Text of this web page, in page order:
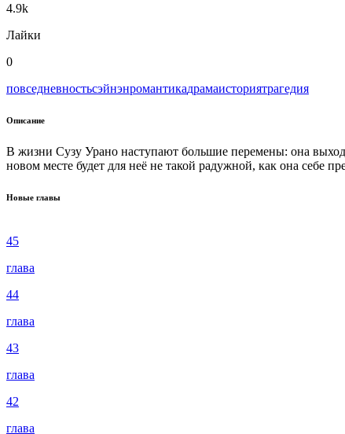
4.9k
Лайки
0
повседневностьсэйнэнромантикадрамаисториятрагедия
Описание
В жизни Сузу Урано наступают большие перемены: она
новом месте будет для неё не такой радужной, как она себе
Новые главы
45
глава
44
глава
43
глава
42
глава